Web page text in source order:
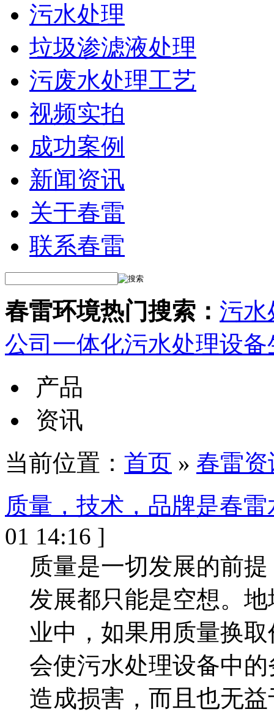
污水处理
垃圾渗滤液处理
污废水处理工艺
视频实拍
成功案例
新闻资讯
关于春雷
联系春雷
春雷环境热门搜索： 污水
公司 一体化污水处理设备
产品
资讯
当前位置： 首页 » 春雷
质量，技术，品牌是春
01 14:16 ]
质量是一切发展的前
发展都只能是空想。
业中，如果用质量换
会使污水处理设备中
造成损害，而且也无